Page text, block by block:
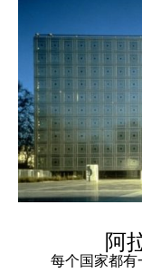
阿
每个国家都有